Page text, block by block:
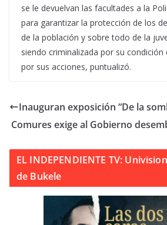
se le devuelvan las facultades a la
para garantizar la protección de los
de la población y sobre todo de la
siendo criminalizada por su
por sus acciones, puntualizó.
Inauguran exposición “De la
Comures exige al Gobierno
EL INDEPENDIENTE TV:
de Bukele